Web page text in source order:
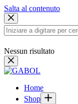
Salta al contenuto
Nessun risultato
Home
Shop